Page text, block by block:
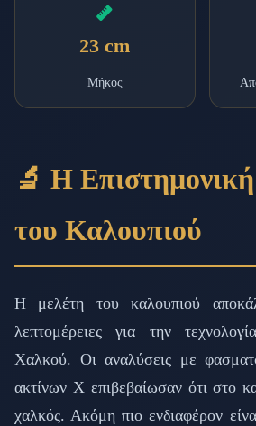
23 cm
Μήκος
🔬 Η
του Καλουπιού
Η μελέτη του καλουπιού
λεπτομέρειες για την
Χαλκού. Οι αναλύσεις με
ακτίνων Χ επιβεβαίωσαν ότι στο
χαλκός. Ακόμη πιο ενδιαφέρον